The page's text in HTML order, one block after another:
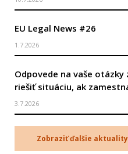
EU Legal News #26
1.7.2026
Odpovede na vaše
riešiť situáciu, ak
3.7.2026
Zobraziť ďalšie aktuality